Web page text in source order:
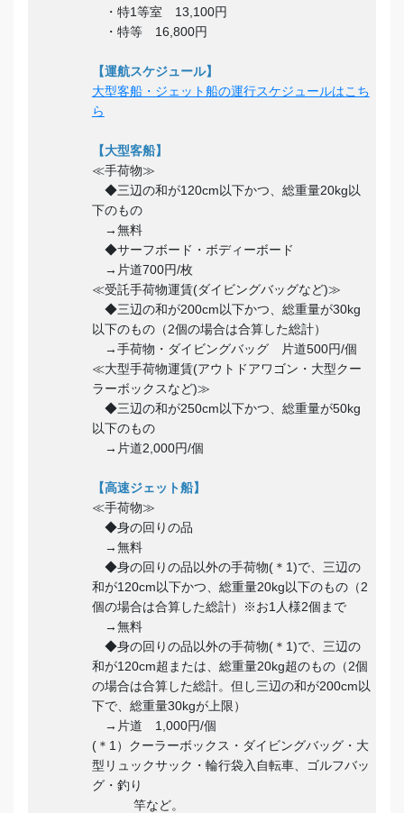
・特1等室 13,100円
・特等 16,800円
【運航スケジュール】
大型客船・ジェット船の運行スケジュールはこち
ら
【大型客船】
≪手荷物≫
◆三辺の和が120cm以下かつ、総重量20kg以
下のもの
→無料
◆サーフボード・ボディーボード
→片道700円/枚
≪受託手荷物運賃(ダイビングバッグなど)≫
◆三辺の和が200cm以下かつ、総重量が30kg
以下のもの（2個の場合は合算した総計）
→手荷物・ダイビングバッグ 片道500円/個
≪大型手荷物運賃(アウトドアワゴン・大型クー
ラーボックスなど)≫
◆三辺の和が250cm以下かつ、総重量が50kg
以下のもの
→片道2,000円/個
【高速ジェット船】
≪手荷物≫
◆身の回りの品
→無料
◆身の回りの品以外の手荷物(＊1)で、三辺の
和が120cm以下かつ、総重量20kg以下のもの（2
個の場合は合算した総計）※お1人様2個まで
→無料
◆身の回りの品以外の手荷物(＊1)で、三辺の
和が120cm超または、総重量20kg超のもの（2個
の場合は合算した総計。但し三辺の和が200cm以
下で、総重量30kgが上限）
→片道 1,000円/個
(＊1）クーラーボックス・ダイビングバッグ・大
型リュックサック・輪行袋入自転車、ゴルフバッ
グ・釣り
竿など。